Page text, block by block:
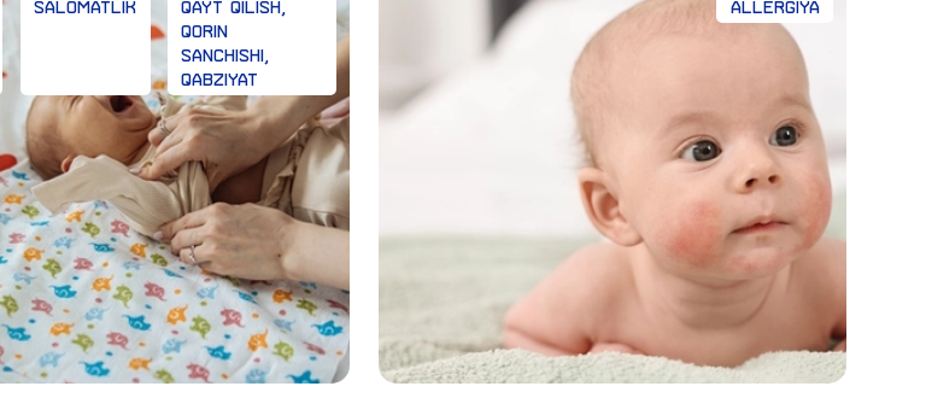
Salomatlik
Qayt qilish,
qorin
sanchishi,
qabziyat
Allergiya